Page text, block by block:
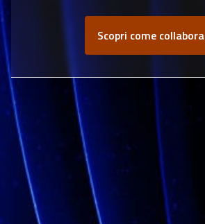
Scopri come